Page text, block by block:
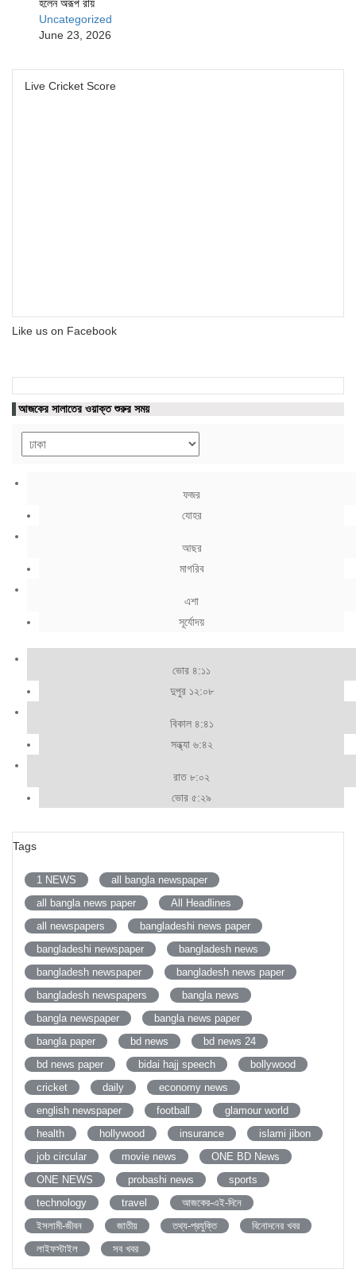
হলেন অরূপ রায়
Uncategorized
June 23, 2026
Live Cricket Score
Like us on Facebook
আজকের সালাতের ওয়াক্ত শুরুর সময়
ফজর
যোহর
আছর
মাগরিব
এশা
সূর্যোদয়
ভোর ৪:১১
দুপুর ১২:০৮
বিকাল ৪:৪১
সন্ধ্যা ৬:৪২
রাত ৮:০২
ভোর ৫:২৯
Tags
1 NEWS
all bangla newspaper
all bangla news paper
All Headlines
all newspapers
bangladeshi news paper
bangladeshi newspaper
bangladesh news
bangladesh newspaper
bangladesh news paper
bangladesh newspapers
bangla news
bangla newspaper
bangla news paper
bangla paper
bd news
bd news 24
bd news paper
bidai hajj speech
bollywood
cricket
daily
economy news
english newspaper
football
glamour world
health
hollywood insurance
islami jibon
job circular
movie news
ONE BD News
ONE NEWS
probashi news
sports
technology
travel
আজকের-এই-দিনে
ইসলামী-জীবন
জাতীয় তথ্য-প্রযুক্তি
বিনোদনের খবর
লাইফস্টাইল
সব খবর